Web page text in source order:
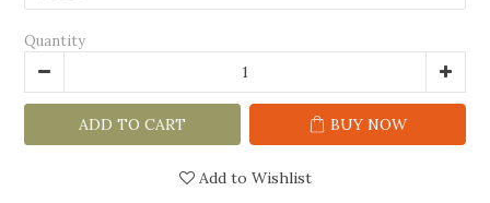
Quantity
ADD TO CART BUY NOW
Add to Wishlist